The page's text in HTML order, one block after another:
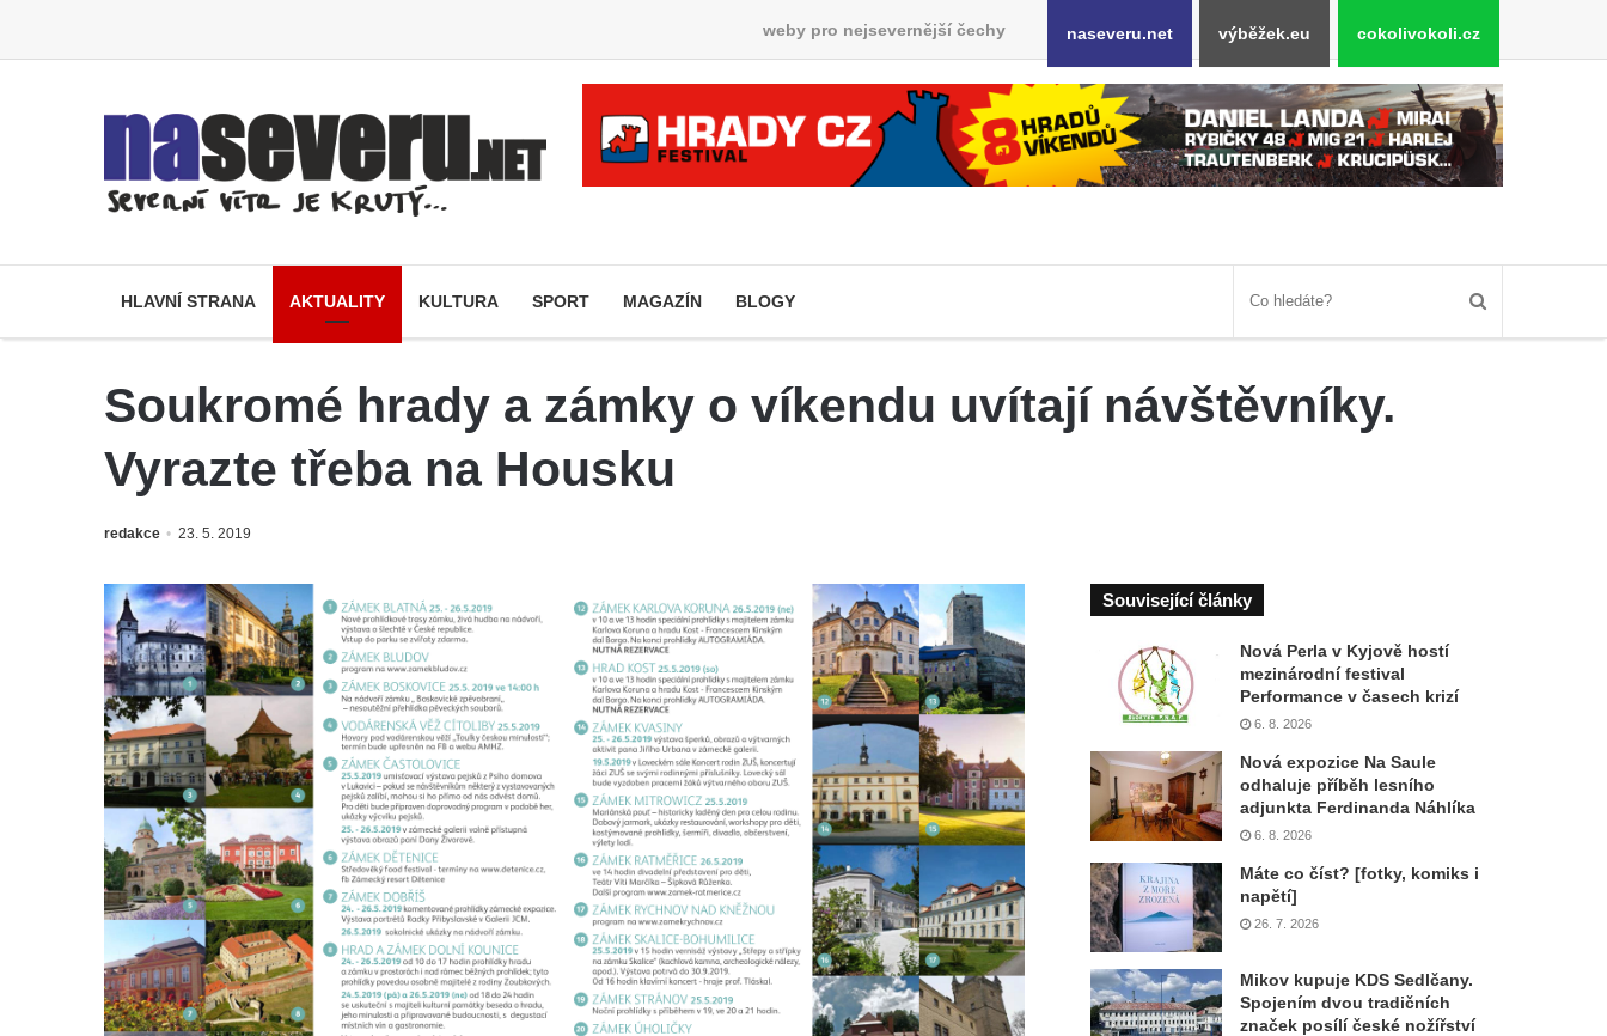
weby pro nejsevernější čechy naseveru.net výběžek.eu cokolivokoli.cz
HLAVNÍ STRANA AKTUALITY KULTURA SPORT MAGAZÍN BLOGY
Soukromé hrady a zámky o víkendu uvítají návštěvníky.
Vyrazte třeba na Housku
redakce 23. 5. 2019
Související články
Nová Perla v Kyjově hostí
mezinárodní festival
Performance v časech krizí
6. 8. 2026
Nová expozice Na Saule
odhaluje příběh lesního
adjunkta Ferdinanda Náhlíka
6. 8. 2026
Máte co číst? [fotky, komiks i
napětí]
26. 7. 2026
Mikov kupuje KDS Sedlčany.
Spojením dvou tradičních
značek posílí české nožířství